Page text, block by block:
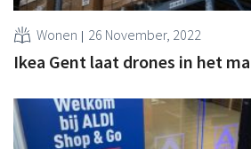
Wonen 26 November, 2022
Ikea Gent laat drones in het